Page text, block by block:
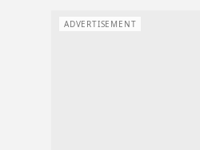
ADVERTISEMENT